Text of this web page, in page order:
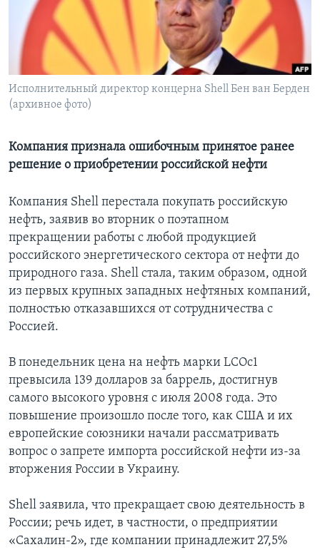
Learning English
СОЦИАЛЬНЫЕ СЕТИ
Исполнительный директор концерна Shell Бен ван Берден
(архивное фото)
Компания признала ошибочным принятое ранее
решение о приобретении российской нефти
Компания Shell перестала покупать российскую
нефть, заявив во вторник о поэтапном
прекращении работы с любой продукцией
российского энергетического сектора от нефти до
природного газа. Shell стала, таким образом, одной
из первых крупных западных нефтяных компаний,
полностью отказавшихся от сотрудничества с
Россией.
В понедельник цена на нефть марки LCOc1
превысила 139 долларов за баррель, достигнув
самого высокого уровня с июля 2008 года. Это
повышение произошло после того, как США и их
европейские союзники начали рассматривать
вопрос о запрете импорта российской нефти из-за
вторжения России в Украину.
Shell заявила, что прекращает свою деятельность в
России; речь идет, в частности, о предприятии
«Сахалин-2», где компании принадлежит 27,5%